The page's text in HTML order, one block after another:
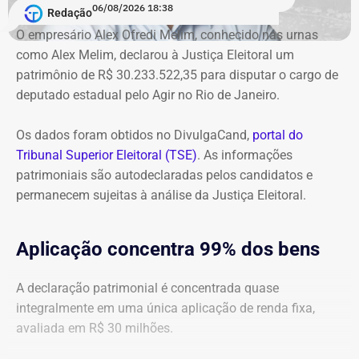
cálculos atualizados apresentados à Justiça, o
ressarcimento ao erário, originalmente fixado em R$
234,4 milhões, chega hoje a R$ 2,55 bilhões. O MP ainda
cobra R$ 778,9 mil de multa civil e R$ 11,9 milhões por
danos morais coletivos.
Globo”
Redação06/08/2026 18:38
O empresário Alex Ofredi Melim, conhecido nas urnas
como Alex Melim, declarou à Justiça Eleitoral um
patrimônio de R$ 30.233.522,35 para disputar o cargo de
deputado estadual pelo Agir no Rio de Janeiro.
Os dados foram obtidos no DivulgaCand, portal do
Tribunal Superior Eleitoral (TSE). As informações
patrimoniais são autodeclaradas pelos candidatos e
permanecem sujeitas à análise da Justiça Eleitoral.
Aplicação concentra 99% dos bens
A declaração patrimonial é concentrada quase
integralmente em uma única aplicação de renda fixa,
avaliada em R$ 30 milhões.